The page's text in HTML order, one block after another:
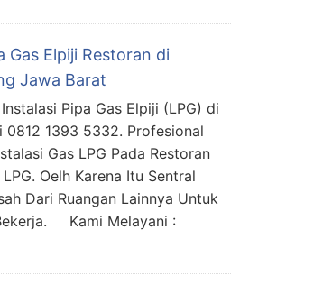
Gas Elpiji Restoran di
Jawa Barat
Pipa Gas Elpiji (LPG) di
0812 1393 5332. Profesional
Gas LPG Pada Restoran
Oelh Karena Itu Sentral
Dari Ruangan Lainnya Untuk
Kami Melayani :